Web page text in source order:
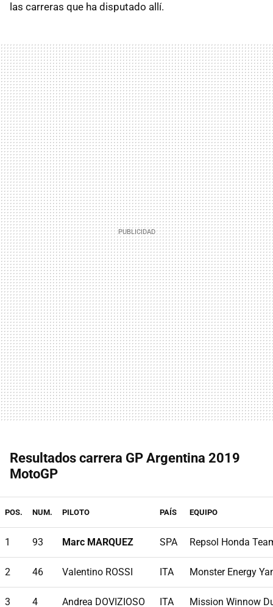
las carreras que ha disputado allí.
Resultados carrera GP Argentina 2019
MotoGP
POS. NUM. PILOTO PAÍS EQUIPO
1 93 Marc MARQUEZ SPA Repsol Honda
2 46 Valentino ROSSI ITA Monster Energy
3 4 Andrea DOVIZIOSO ITA Mission Winnow